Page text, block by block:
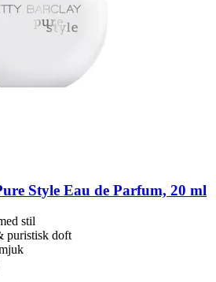
Style Eau de Parfum, 20 ml
stil
puristisk doft